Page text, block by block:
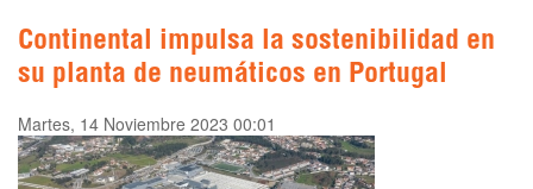
Continental impulsa la sostenibilidad en
su planta de neumáticos en Portugal
Martes, 14 Noviembre 2023 00:01